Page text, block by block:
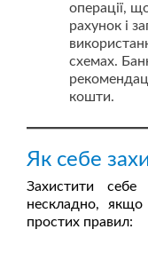
операції,
рахунок і
схемах.
кошти.
Як себе
Захистити
нескладно,
простих правил: